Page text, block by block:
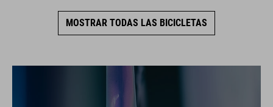
MOSTRAR TODAS LAS BICICLETAS